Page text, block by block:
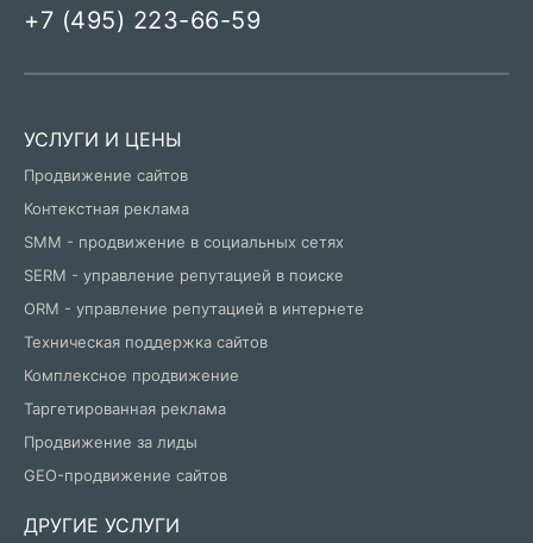
+7 (495) 223-66-59
УСЛУГИ И ЦЕНЫ
Продвижение сайтов
Контекстная реклама
SMM - продвижение в социальных сетях
SERM - управление репутацией в поиске
ORM - управление репутацией в интернете
Техническая поддержка сайтов
Комплексное продвижение
Таргетированная реклама
Продвижение за лиды
GEO-продвижение сайтов
ДРУГИЕ УСЛУГИ